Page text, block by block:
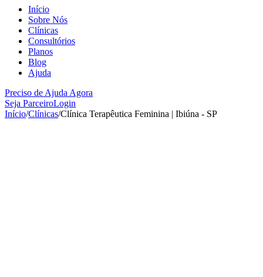
Início
Sobre Nós
Clínicas
Consultórios
Planos
Blog
Ajuda
Preciso de Ajuda Agora
Seja ParceiroLogin
Início/Clínicas/Clínica Terapêutica Feminina | Ibiúna - SP